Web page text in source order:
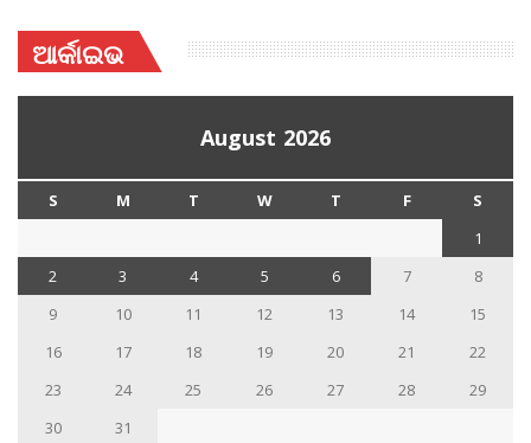
ଆର୍କାଇଭ
August 2026
S M T W T F
S
1
2
3 4 5 6 7
8
9
10 11 12 13 14
15
16
17 18 19 20 21
22
23
24 25 26 27 28
29
30
31